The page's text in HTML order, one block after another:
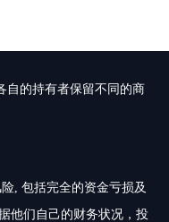
自的持有者保留不同的商
, 包括完全的资金亏损及
他们自己的财务状况，投